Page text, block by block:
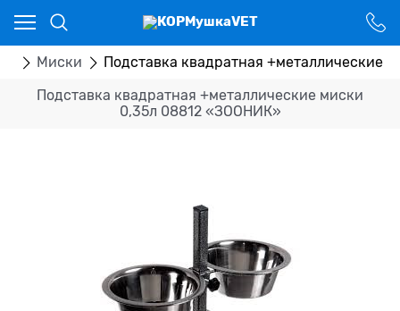
Миски Подставка квадратная +металлические
Подставка квадратная +металлические миски
0,35л 08812 «ЗООНИК»
Ваш город - Костанай,
угадали?
НЕТ